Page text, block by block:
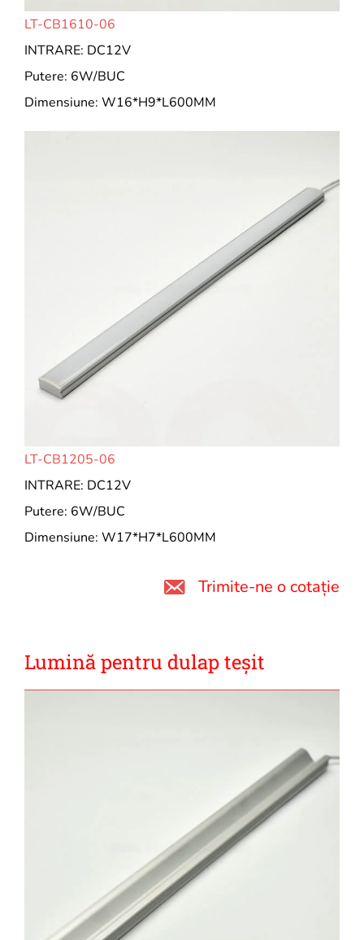
LT-CB1610-06
INTRARE: DC12V
Putere: 6W/BUC
Dimensiune: W16*H9*L600MM
LT-CB1205-06
INTRARE: DC12V
Putere: 6W/BUC
Dimensiune: W17*H7*L600MM
Trimite-ne o cotație
Lumină pentru dulap teșit